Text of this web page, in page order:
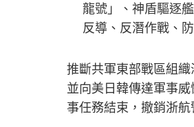
龍號」、神盾驅逐
反導、反潛作戰、
推斷共軍東部戰區組
並向美日韓傳達軍事
事任務結束，撤銷浙航